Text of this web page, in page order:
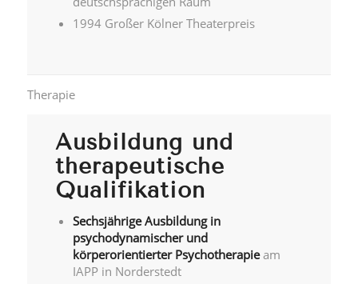
1994 Großer Kölner Theaterpreis
Therapie
Ausbildung und
therapeutische
Qualifikation
Sechsjährige Ausbildung in
psychodynamischer und
körperorientierter Psychotherapieam
IAPP in Norderstedt